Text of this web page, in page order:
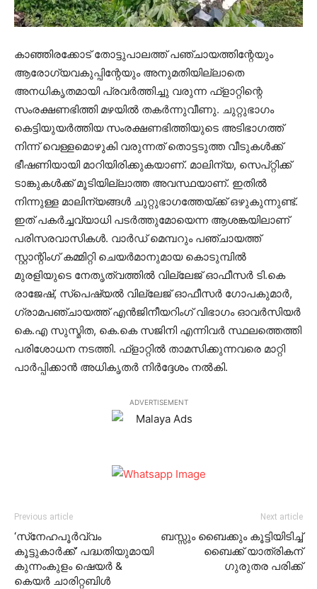
കാഞ്ഞിരക്കോട് തോട്ടുപാലത്ത് പഞ്ചായത്തിന്റേയും
ആരോഗ്യവകുപ്പിന്റേയും അനുമതിയില്ലാതെ
അനധികൃതമായി പ്രവര്‍ത്തിച്ചു വരുന്ന ഫ്‌ളാറ്റിന്റെ
സംരക്ഷണഭിത്തി മഴയില്‍ തകര്‍ന്നുവീണു. ചുറ്റുഭാഗം
കെട്ടിയുയര്‍ത്തിയ സംരക്ഷണഭിത്തിയുടെ അടിഭാഗത്ത്
നിന്ന് വെള്ളമൊഴുകി വരുന്നത് തൊട്ടടുത്ത വീടുകള്‍ക്ക്
ഭീഷണിയായി മാറിയിരിക്കുകയാണ്. മാലിന്യ, സെപ്റ്റിക്ക്
ടാങ്കുകള്‍ക്ക് മൂടിയില്ലാത്ത അവസ്ഥയാണ്. ഇതില്‍
നിന്നുള്ള മാലിന്യങ്ങള്‍ ചുറ്റുഭാഗത്തേയ്ക്ക് ഒഴുകുന്നുണ്ട്.
ഇത് പകര്‍ച്ചവ്യാധി പടര്‍ത്തുമോയെന്ന ആശങ്കയിലാണ്
പരിസരവാസികള്‍. വാര്‍ഡ് മെമ്പറും പഞ്ചായത്ത്
സ്റ്റാന്റിംഗ് കമ്മിറ്റി ചെയര്‍മാനുമായ കൊടുമ്പില്‍
മുരളിയുടെ നേതൃത്വത്തില്‍ വില്ലേജ് ഓഫീസര്‍ ടി.കെ
രാജേഷ്, സ്‌പെഷ്യല്‍ വില്ലേജ് ഓഫീസര്‍ ഗോപകുമാര്‍,
ഗ്രാമപഞ്ചായത്ത് എന്‍ജിനീയറിംഗ് വിഭാഗം ഓവര്‍സിയര്‍
കെ.എ സുസ്മിത, കെ.കെ സജിനി എന്നിവര്‍ സ്ഥലത്തെത്തി
പരിശോധന നടത്തി. ഫ്‌ളാറ്റില്‍ താമസിക്കുന്നവരെ മാറ്റി
പാര്‍പ്പിക്കാന്‍ അധികൃതര്‍ നിര്‍ദ്ദേശം നല്‍കി.
ADVERTISEMENT
Previous article
‘സ്‌നേഹപൂര്‍വ്വം
കൂട്ടുകാര്‍ക്ക്’ പദ്ധതിയുമായി
കുന്നംകുളം ഷെയര്‍ &
കെയര്‍ ചാരിറ്റബിള്‍
Next article
ബസ്സും ബൈക്കും കൂട്ടിയിടിച്ച്
ബൈക്ക് യാത്രികന്
ഗുരുതര പരിക്ക്